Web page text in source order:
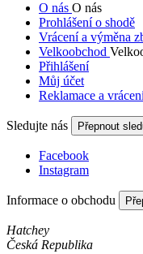
O nás O nás
Prohlášení o shodě
Vrácení a výměna
Velkoobchod
Přihlášení
Můj účet
Reklamace a
Sledujte nás Přepnout
Facebook
Instagram
Informace o obchodu
Hatchey
Česká Republika